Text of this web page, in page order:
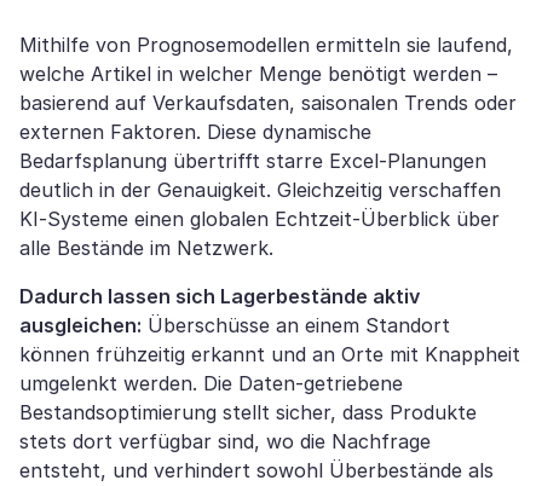
Mithilfe von Prognosemodellen ermitteln sie laufend,
welche Artikel in welcher Menge benötigt werden –
basierend auf Verkaufsdaten, saisonalen Trends oder
externen Faktoren. Diese dynamische
Bedarfsplanung übertrifft starre Excel-Planungen
deutlich in der Genauigkeit. Gleichzeitig verschaffen
KI-Systeme einen globalen Echtzeit-Überblick über
alle Bestände im Netzwerk.
Dadurch lassen sich Lagerbestände aktiv
ausgleichen: Überschüsse an einem Standort
können frühzeitig erkannt und an Orte mit Knappheit
umgelenkt werden. Die Daten-getriebene
Bestandsoptimierung stellt sicher, dass Produkte
stets dort verfügbar sind, wo die Nachfrage
entsteht, und verhindert sowohl Überbestände als